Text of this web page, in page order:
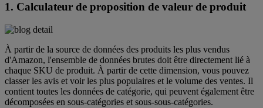
1. Calculateur de proposition de valeur de produit
À partir de la source de données des produits les plus vendus
d'Amazon, l'ensemble de données brutes doit être directement lié à
chaque SKU de produit. À partir de cette dimension, vous pouvez
classer les avis et voir les plus populaires et le volume des ventes. Il
contient toutes les données de catégorie, qui peuvent également être
décomposées en sous-catégories et sous-sous-catégories.